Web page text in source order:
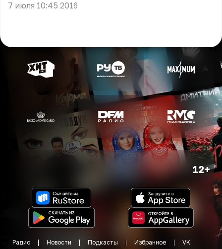
7 июля 10:45 2016
12+
Радио Новости Подкасты Избранное VK